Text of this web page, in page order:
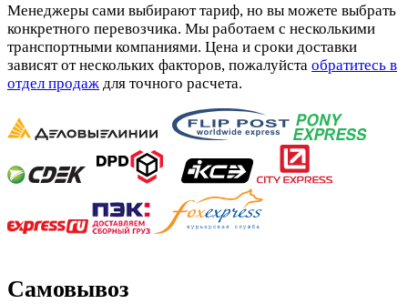
Менеджеры сами выбирают тариф, но вы можете выбрать
конкретного перевозчика. Мы работаем с несколькими
транспортными компаниями. Цена и сроки доставки
зависят от нескольких факторов, пожалуйста обратитесь в
отдел продаж для точного расчета.
Самовывоз